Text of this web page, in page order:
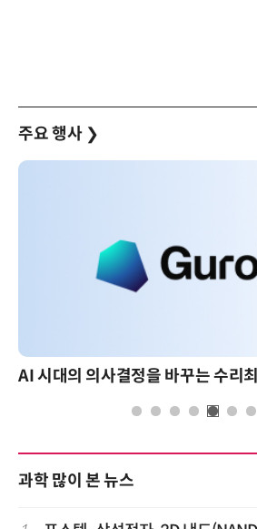
주요 행사 ❯
과학 많이 본 뉴스